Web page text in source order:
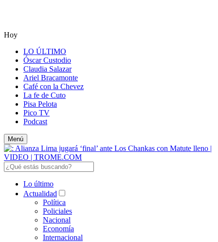
Hoy
LO ÚLTIMO
Óscar Custodio
Claudia Salazar
Ariel Bracamonte
Café con la Chevez
La fe de Cuto
Pisa Pelota
Pico TV
Podcast
Menú
Lo último
Actualidad
Política
Policiales
Nacional
Economía
Internacional